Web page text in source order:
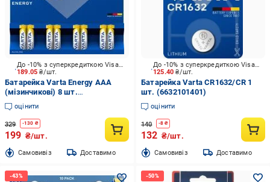
189.05₴/шт.
До -10% з суперкредиткою Visa Вигода
Батарейка Varta Energy AAA
(мізинчикові) 8 шт.
(4103229418)
оцінити
329 -130 ₴
199 ₴/шт.
Cамовивіз Доставимо
125.40₴/шт.
До -10% з суперкредиткою Visa Вигода
Батарейка Varta CR1632/CR 1
шт. (6632101401)
оцінити
140 -8₴
132 ₴/шт.
Cамовивіз Доставимо